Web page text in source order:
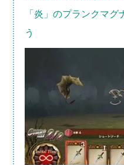
「炎」のプランクマ
う